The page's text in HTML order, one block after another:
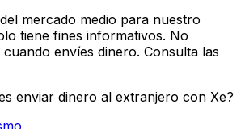
mercado medio para nuestro
tiene fines informativos. No
envíes dinero. Consulta las
enviar dinero al extranjero con Xe?